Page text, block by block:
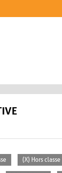
(X) Hors classe